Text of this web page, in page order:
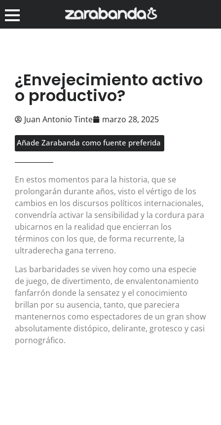
¿Envejecimiento activo
o productivo?
Juan Antonio Tinte marzo 28, 2025
Añade Zarabanda como fuente preferida
En estos momentos para la historia, que se
prolongarán durante años, visto el vértigo de los
cambios en los discursos políticos internacionales,
convendría activar la sensibilidad y la cordura para
ubicarnos en la realidad que encierran los
términos con los que, de forma recurrente, la
ultraderecha gana terreno.
Las barbaridades se viven hoy como una especie
de juego, de divertimento, de envalentonamiento
fanfarrón donde la sensatez y el conocimiento
brillan por su ausencia, tanto, que pareciera
mantenernos como espectadores de un gran show
absolutamente distópico, delirante, grotesco y casi
pornográfico.